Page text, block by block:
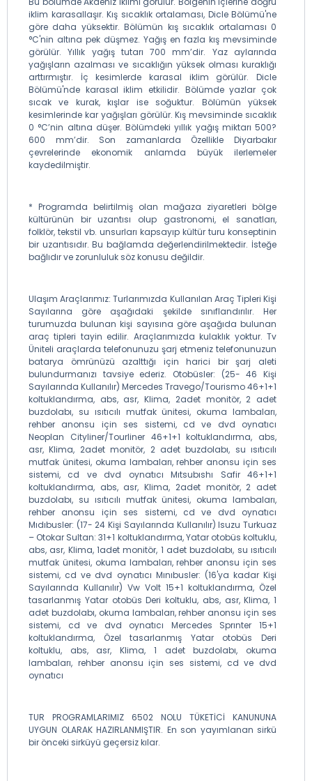
iklim karasallaşır. Kış sıcaklık ortalaması, Dicle Bölümü'ne
göre daha yüksektir. Bölümün kış sıcaklık ortalaması 0
°C'nin altına pek düşmez. Yağış en fazla kış mevsiminde
görülür. Yıllık yağış tutarı 700 mm’dir. Yaz aylarında
yağışların azalması ve sıcaklığın yüksek olması kuraklığı
arttırmıştır. İç kesimlerde karasal iklim görülür. Dicle
Bölümü'nde karasal iklim etkilidir. Bölümde yazlar çok
sıcak ve kurak, kışlar ise soğuktur. Bölümün yüksek
kesimlerinde kar yağışları görülür. Kış mevsiminde sıcaklık
0 °C’nin altına düşer. Bölümdeki yıllık yağış miktarı 500?
600 mm’dir. Son zamanlarda Özellikle Diyarbakır
çevrelerinde ekonomik anlamda büyük ilerlemeler
kaydedilmiştir.
* Programda belirtilmiş olan mağaza ziyaretleri bölge
kültürünün bir uzantısı olup gastronomi, el sanatları,
folklör, tekstil vb. unsurları kapsayıp kültür turu konseptinin
bir uzantısıdır. Bu bağlamda değerlendirilmektedir. İsteğe
bağlıdır ve zorunluluk söz konusu değildir.
Ulaşım Araçlarımız: Turlarımızda Kullanılan Araç Tipleri Kişi
Sayılarına göre aşağıdaki şekilde sınıflandırılır. Her
turumuzda bulunan kişi sayısına göre aşağıda bulunan
araç tipleri tayin edilir. Araçlarımızda kulaklık yoktur. Tv
Üniteli araçlarda telefonunuzu şarj etmeniz telefonunuzun
batarya ömrünüzü azalttığı için harici bir şarj aleti
bulundurmanızı tavsiye ederiz. Otobüsler: (25- 46 Kişi
Sayılarında Kullanılır) Mercedes Travego/Tourismo 46+1+1
koltuklandırma, abs, asr, Klima, 2adet monitör, 2 adet
buzdolabı, su ısıtıcılı mutfak ünitesi, okuma lambaları,
rehber anonsu için ses sistemi, cd ve dvd oynatıcı
Neoplan Cityliner/Tourliner 46+1+1 koltuklandırma, abs,
asr, Klima, 2adet monitör, 2 adet buzdolabı, su ısıtıcılı
mutfak ünitesi, okuma lambaları, rehber anonsu için ses
sistemi, cd ve dvd oynatıcı Mıtsubıshı Safir 46+1+1
koltuklandırma, abs, asr, Klima, 2adet monitör, 2 adet
buzdolabı, su ısıtıcılı mutfak ünitesi, okuma lambaları,
rehber anonsu için ses sistemi, cd ve dvd oynatıcı
Mıdıbusler: (17- 24 Kişi Sayılarında Kullanılır) Isuzu Turkuaz
– Otokar Sultan: 31+1 koltuklandırma, Yatar otobüs koltuklu,
abs, asr, Klima, 1adet monitör, 1 adet buzdolabı, su ısıtıcılı
mutfak ünitesi, okuma lambaları, rehber anonsu için ses
sistemi, cd ve dvd oynatıcı Mınıbusler: (16'ya kadar Kişi
Sayılarında Kullanılır) Vw Volt 15+1 koltuklandırma, Özel
tasarlanmış Yatar otobüs Deri koltuklu, abs, asr, Klima, 1
adet buzdolabı, okuma lambaları, rehber anonsu için ses
sistemi, cd ve dvd oynatıcı Mercedes Sprınter 15+1
koltuklandırma, Özel tasarlanmış Yatar otobüs Deri
koltuklu, abs, asr, Klima, 1 adet buzdolabı, okuma
lambaları, rehber anonsu için ses sistemi, cd ve dvd
oynatıcı
TUR PROGRAMLARIMIZ 6502 NOLU TÜKETİCİ KANUNUNA
UYGUN OLARAK HAZIRLANMIŞTIR. En son yayımlanan sirkü
bir önceki sirküyü geçersiz kılar.